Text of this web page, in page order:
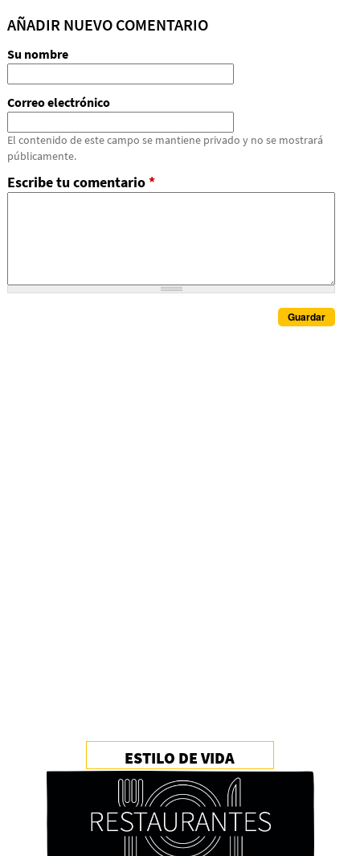
AÑADIR NUEVO COMENTARIO
Su nombre
Correo electrónico
El contenido de este campo se mantiene privado y no se mostrará
públicamente.
Escribe tu comentario*
ESTILO DE VIDA